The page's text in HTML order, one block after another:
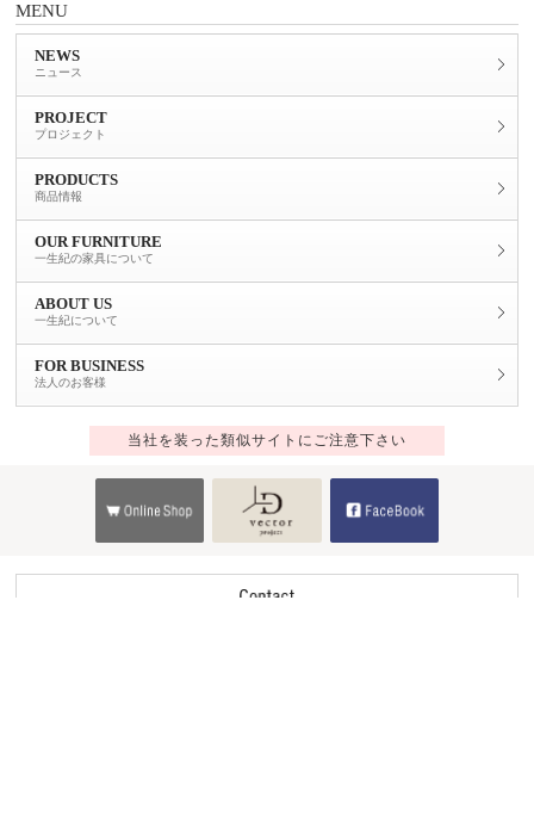
MENU
NEWS
ニュース
PROJECT
プロジェクト
PRODUCTS
商品情報
OUR FURNITURE
一生紀の家具について
ABOUT US
一生紀について
FOR BUSINESS
法人のお客様
当社を装った類似サイトにご注意下さい